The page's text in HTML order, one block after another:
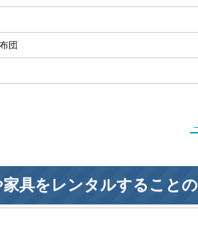
団
家具をレンタルすること